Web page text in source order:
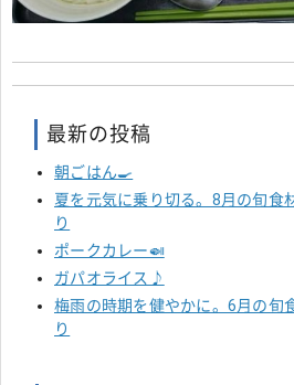
最新の投稿
朝ごはん🍳
夏を元気に乗り切る。8月の旬食
り
ポークカレー🍛
ガパオライス♪
梅雨の時期を健やかに。6月の旬
り